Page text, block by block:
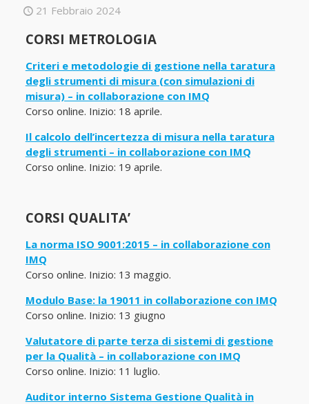
21 Febbraio 2024
CORSI METROLOGIA
Criteri e metodologie di gestione nella taratura
degli strumenti di misura (con simulazioni di
misura) – in collaborazione con IMQ
Corso online. Inizio: 18 aprile.
Il calcolo dell’incertezza di misura nella taratura
degli strumenti – in collaborazione con IMQ
Corso online. Inizio: 19 aprile.
CORSI QUALITA’
La norma ISO 9001:2015 – in collaborazione con
IMQ
Corso online. Inizio: 13 maggio.
Modulo Base: la 19011 in collaborazione con IMQ
Corso online. Inizio: 13 giugno
Valutatore di parte terza di sistemi di gestione
per la Qualità – in collaborazione con IMQ
Corso online. Inizio: 11 luglio.
Auditor interno Sistema Gestione Qualità in